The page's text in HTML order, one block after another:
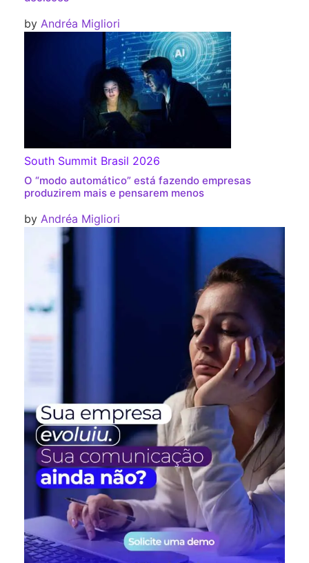
by Andréa Migliori
South Summit Brasil 2026
O “modo automático” está fazendo empresas
produzirem mais e pensarem menos
by Andréa Migliori